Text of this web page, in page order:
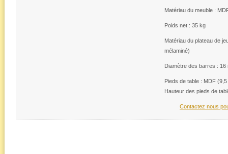
Matériau du meuble :
Poids net : 35 kg
Matériau du plateau de
mélaminé)
Diamètre des barres : 16
Pieds de table : MDF
Hauteur des pieds de
Contactez nous